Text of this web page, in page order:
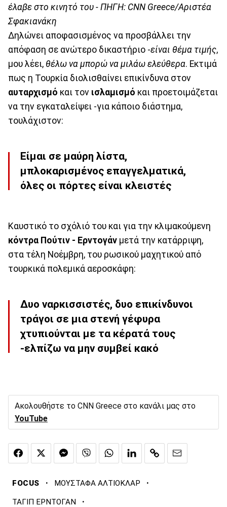
έλαβε στο κινητό του - ΠΗΓΗ: CNN Greece/Αριστέα
Σφακιανάκη
Δηλώνει αποφασισμένος να προσβάλλει την
απόφαση σε ανώτερο δικαστήριο -είναι θέμα τιμής,
μου λέει, θέλω να μπορώ να μιλάω ελεύθερα. Εκτιμά
πως η Τουρκία διολισθαίνει επικίνδυνα στον
αυταρχισμό και τον ισλαμισμό και προετοιμάζεται
να την εγκαταλείψει -για κάποιο διάστημα,
τουλάχιστον:
Είμαι σε μαύρη λίστα,
μπλοκαρισμένος επαγγελματικά,
όλες οι πόρτες είναι κλειστές
Καυστικό το σχόλιό του και για την κλιμακούμενη
κόντρα Πούτιν - Ερντογάν μετά την κατάρριψη,
στα τέλη Νοέμβρη, του ρωσικού μαχητικού από
τουρκικά πολεμικά αεροσκάφη:
Δυο ναρκισσιστές, δυο επικίνδυνοι
τράγοι σε μια στενή γέφυρα
χτυπιούνται με τα κέρατά τους
-ελπίζω να μην συμβεί κακό
Ακολουθήστε το CNN Greece στο κανάλι μας στο
YouTube
FOCUS · ΜΟΥΣΤΑΦΑ ΑΛΤΙΟΚΛΑΡ ·
ΤΑΓΙΠ ΕΡΝΤΟΓΑΝ ·